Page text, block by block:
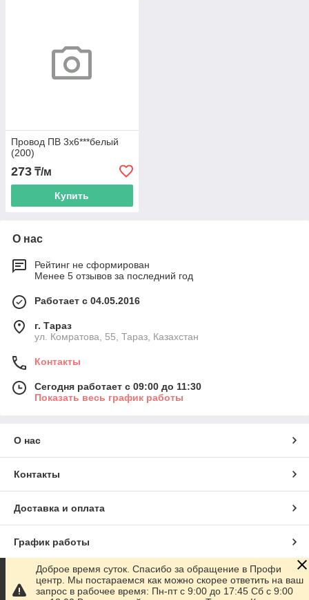
Провод ПВ 3х6***белый
(200)
273 ₸/м
Купить
О нас
Рейтинг не сформирован
Менее 5 отзывов за последний год
Работает с 04.05.2016
г. Тараз
ул. Комратова, 55, Тараз, Казахстан
Контакты
Сегодня работает с 09:00 до 11:30
Показать весь график работы
О нас
Контакты
Доставка и оплата
График работы
Полная версия сайта
Доброе время суток. Спасибо за обращение в Профи
центр. Мы постараемся как можно скорее ответить на ваш
запрос в рабочее время: Пн-пт с 9:00 до 17:45 Сб с 9:00